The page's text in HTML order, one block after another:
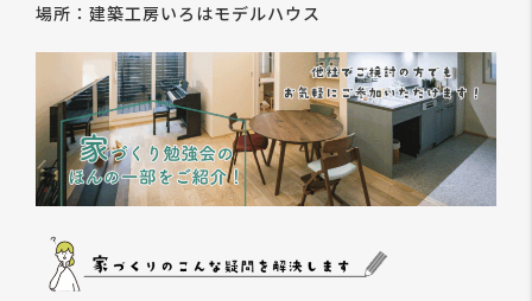
場所：建築工房いろはモデルハウス